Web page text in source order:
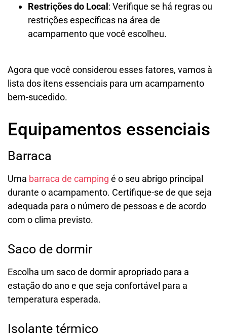
Restrições do Local : Verifique se há regras ou
restrições específicas na área de
acampamento que você escolheu.
Agora que você considerou esses fatores, vamos à
lista dos itens essenciais para um acampamento
bem-sucedido.
Equipamentos essenciais
Barraca
Uma barraca de camping é o seu abrigo principal
durante o acampamento. Certifique-se de que seja
adequada para o número de pessoas e de acordo
com o clima previsto.
Saco de dormir
Escolha um saco de dormir apropriado para a
estação do ano e que seja confortável para a
temperatura esperada.
Isolante térmico